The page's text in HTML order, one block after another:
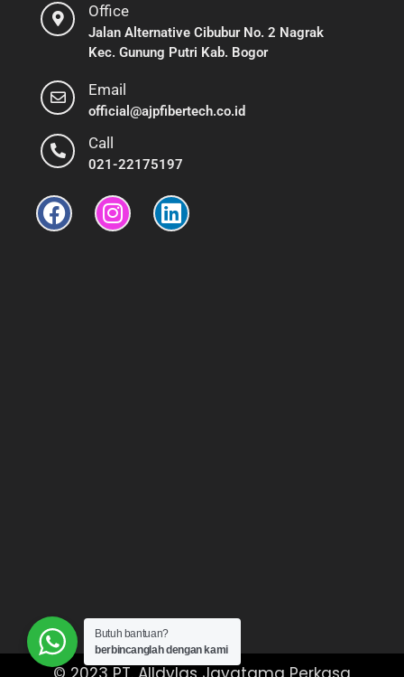
Office
Jalan Alternative Cibubur No. 2 Nagrak
Kec. Gunung Putri Kab. Bogor
Email
official@ajpfibertech.co.id
Call
021-22175197
Butuh bantuan?
berbincanglah dengan kami